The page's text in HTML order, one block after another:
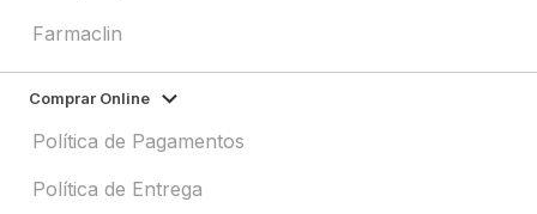
Farmaclin
Comprar Online
Política de Pagamentos
Política de Entrega